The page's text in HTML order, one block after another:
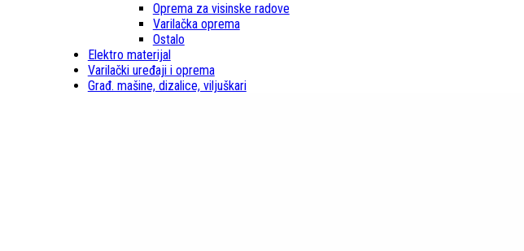
Oprema za visinske radove
Varilačka oprema
Ostalo
Elektro materijal
Varilački uređaji i oprema
Građ. mašine, dizalice, viljuškari